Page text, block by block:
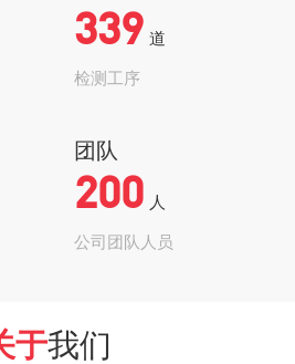
339 道
检测工序
团队
200 人
公司团队人员
于我们